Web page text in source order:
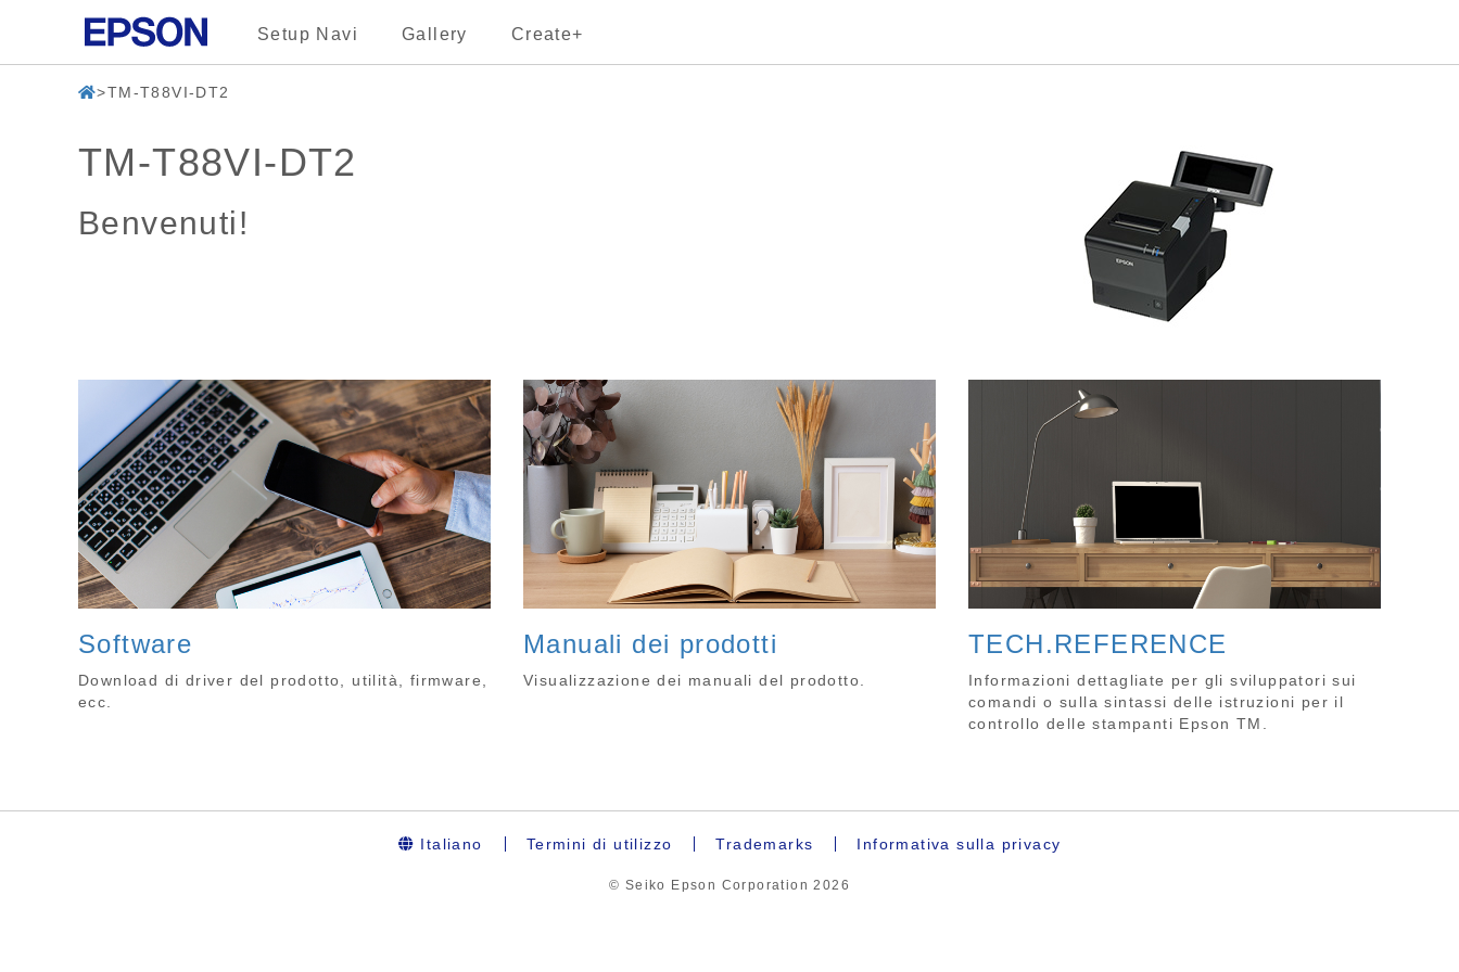
Setup Navi Gallery Create+
TM-T88VI-DT2
TM-T88VI-DT2
Benvenuti!
Software
Download di driver del prodotto, utilità, firmware,
ecc.
Manuali dei prodotti
Visualizzazione dei manuali del prodotto.
TECH.REFERENCE
Informazioni dettagliate per gli sviluppatori sui
comandi o sulla sintassi delle istruzioni per il
controllo delle stampanti Epson TM.
Italiano Termini di utilizzo Trademarks Informativa sulla privacy
© Seiko Epson Corporation2026